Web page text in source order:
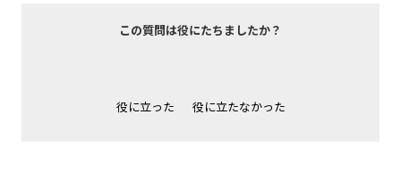
この質問は役にたちましたか？
役に立った 役に立たなかった